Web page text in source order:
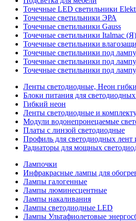
Точечные LED светильники
Точечные светильники ЭРА
Точечные светильники Gauss
Точечные светильники Italmac (Я)
Точечные светильники
Точечные светильники под
Точечные светильники под
Точечные светильники под
Ленты светодиодные, Неон
Блоки питания для
Гибкий неон
Ленты светодиодные и
Модули водонепронецаемые
Платы с линзой светодиодные
Профиль для светодиодных
Радиаторы для мощных
Лампочки
Инфракрасные лампы для
Лампы галогенные
Лампы люминесцентные
Лампы накаливания
Лампы светодиодные LED
Лампы Ультафиолетовые